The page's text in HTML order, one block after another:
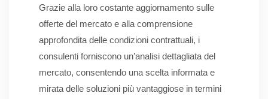
Grazie alla loro costante aggiornamento sulle
offerte del mercato e alla comprensione
approfondita delle condizioni contrattuali, i
consulenti forniscono un’analisi dettagliata del
mercato, consentendo una scelta informata e
mirata delle soluzioni più vantaggiose in termini